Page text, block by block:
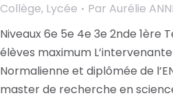
Collège, Lycée Par Aurélie
Niveaux 6e 5e 4e 3e 2nde 1ère
élèves maximum L’intervenante
Normalienne et diplômée de
master de recherche en